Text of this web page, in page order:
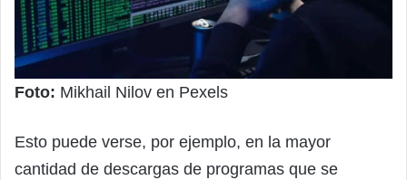
Foto: Mikhail Nilov en Pexels
Esto puede verse, por ejemplo, en la mayor
cantidad de descargas de programas que se